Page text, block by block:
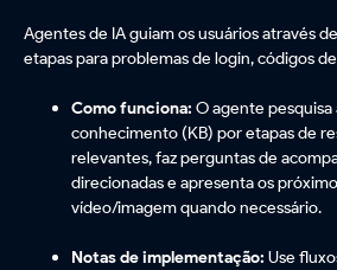
Agentes de IA guiam os usuários através
etapas para problemas de login, códigos
Como funciona: O agente pesquisa
conhecimento (KB) por etapas de
relevantes, faz perguntas de
direcionadas e apresenta os
vídeo/imagem quando necessário.
Notas de implementação: Use